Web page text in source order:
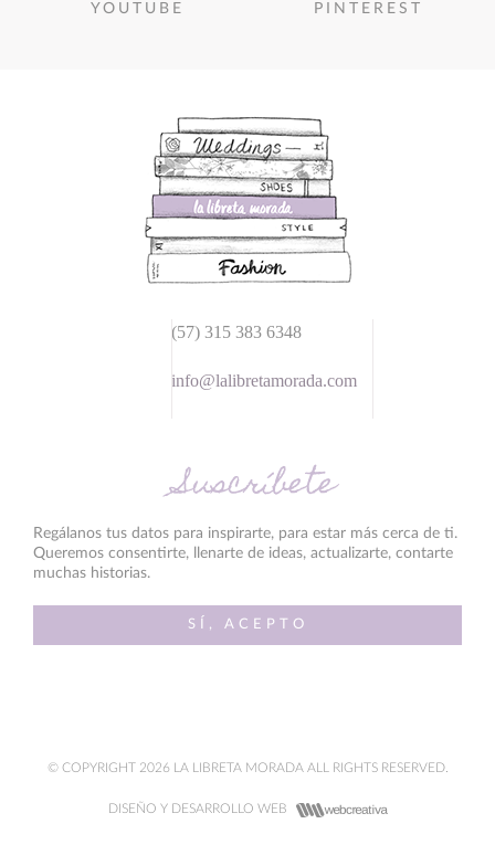
YOUTUBE PINTEREST
(57) 315 383 6348
info@lalibretamorada.com
Suscríbete
Regálanos tus datos para inspirarte, para estar más cerca de ti.
Queremos consentirte, llenarte de ideas, actualizarte, contarte
muchas historias.
SÍ, ACEPTO
© COPYRIGHT 2026 LA LIBRETA MORADA ALL RIGHTS RESERVED.
DISEÑO Y DESARROLLO WEB